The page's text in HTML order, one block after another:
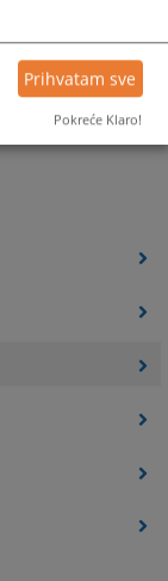
Prihvatam sve
Pokreće Klaro!